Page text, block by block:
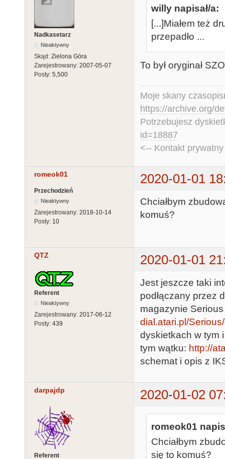
Nadkasetarz
Nieaktywny
Skąd: Zielona Góra
Zarejestrowany: 2007-05-07
Posty: 5,500
willy napisał/a:
[...]Miałem też
przepadło ...
To był oryginał
Moje skany
https://archive.org/
Potrzebujesz
id=18887
<-- Kontakt
romeok01 2020-01-01
Przechodzień
Nieaktywny
Zarejestrowany: 2018-10-14
Posty: 10
Chciałbym
komuś?
QTZ 2020-01-01
Referent
Nieaktywny
Zarejestrowany: 2017-06-12
Posty: 439
Jest jeszcze taki
podłączany przez
magazynie
dial.atari.pl/
dyskietkach w tym
tym wątku: http://
schemat i opis z
darpajdp 2020-01-02
Referent
romeok01
Chciałbym
się to komuś?